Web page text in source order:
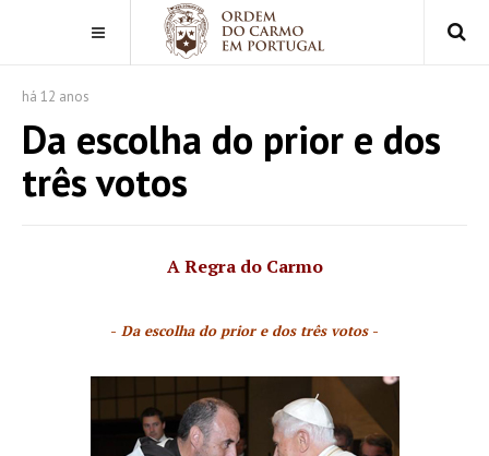
há 12 anos
Da escolha do prior e dos
três votos
A Regra do Carmo
- Da escolha do prior e dos três votos-